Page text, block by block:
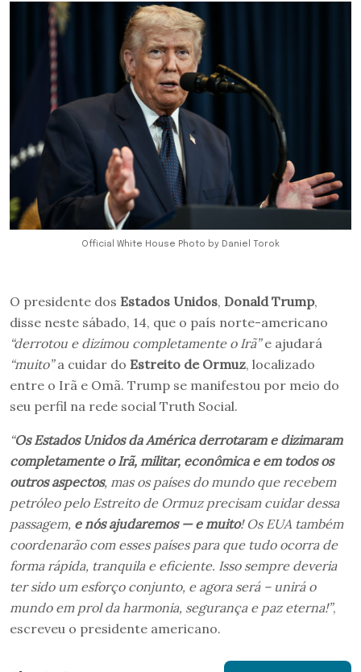
Official White House Photo by Daniel Torok
O presidente dos Estados Unidos, Donald Trump,
disse neste sábado, 14, que o país norte-americano
“derrotou e dizimou completamente o Irã”e ajudará
“muito”a cuidar do Estreito de Ormuz, localizado
entre o Irã e Omã. Trump se manifestou por meio do
seu perfil na rede social Truth Social.
“Os Estados Unidos da América derrotaram e dizimaram
completamente o Irã, militar, econômica e em todos os
outros aspectos, mas os países do mundo que recebem
petróleo pelo Estreito de Ormuz precisam cuidar dessa
passagem, e nós ajudaremos — e muito! Os EUA também
coordenarão com esses países para que tudo ocorra de
forma rápida, tranquila e eficiente. Isso sempre deveria
ter sido um esforço conjunto, e agora será – unirá o
mundo em prol da harmonia, segurança e paz eterna!”,
escreveu o presidente americano.